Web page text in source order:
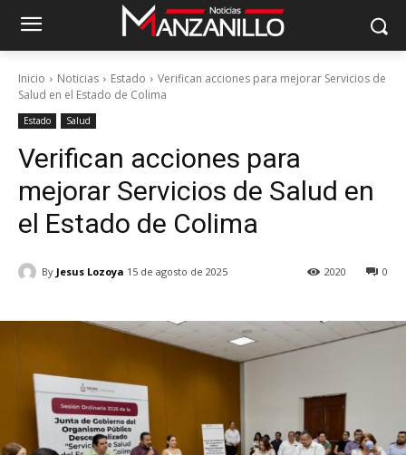
Inicio Noticias Estado
Verifican acciones para mejorar Servicios de
Salud en el Estado de Colima
Estado Salud
Verifican acciones para
mejorar Servicios de Salud en
el Estado de Colima
By Jesus Lozoya 15 de agosto de 2025 0
2020